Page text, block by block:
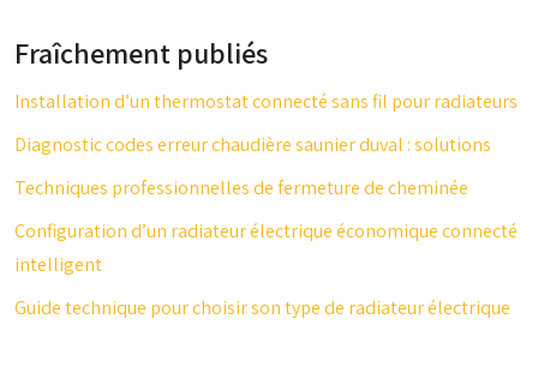
Fraîchement publiés
Installation d’un thermostat connecté sans fil pour radiateurs
Diagnostic codes erreur chaudière saunier duval : solutions
Techniques professionnelles de fermeture de cheminée
Configuration d’un radiateur électrique économique connecté
intelligent
Guide technique pour choisir son type de radiateur électrique